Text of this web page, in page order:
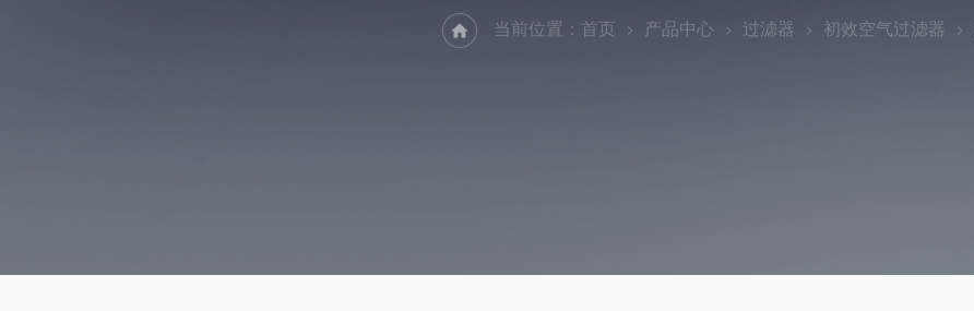
当前位置： 首页 产品中心 过滤器 初效空气过滤器